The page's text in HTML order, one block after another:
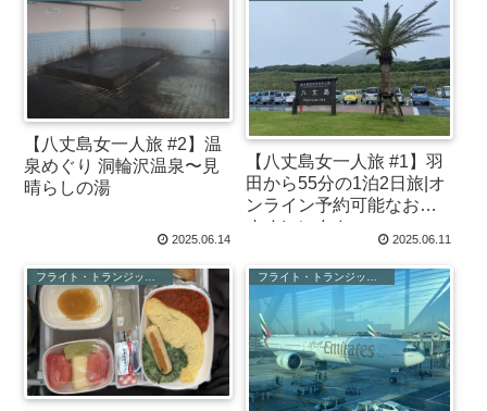
【八丈島女一人旅 #2】温
泉めぐり 洞輪沢温泉〜見
晴らしの湯
2025.06.14
【八丈島女一人旅 #1】羽
田から55分の1泊2日旅|オ
ンライン予約可能なおす
すめレンタカー
2025.06.11